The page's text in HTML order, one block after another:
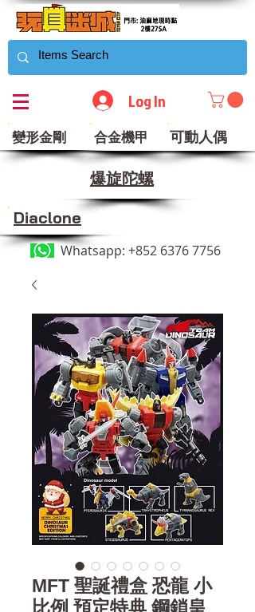
Log In
變形金剛 合金機甲 可動人偶
​爆旋陀螺
Diaclone
Whatsapp: +852 6376 7756
MFT 聖誕禮盒 恐龍 小
比例 預定特典 鋼鎖皇